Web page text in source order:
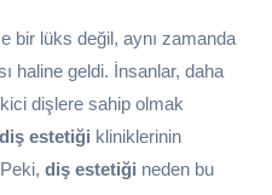
bir lüks değil, aynı zamanda
haline geldi. İnsanlar, daha
dişlere sahip olmak
diş estetiği kliniklerinin
diş estetiği neden bu